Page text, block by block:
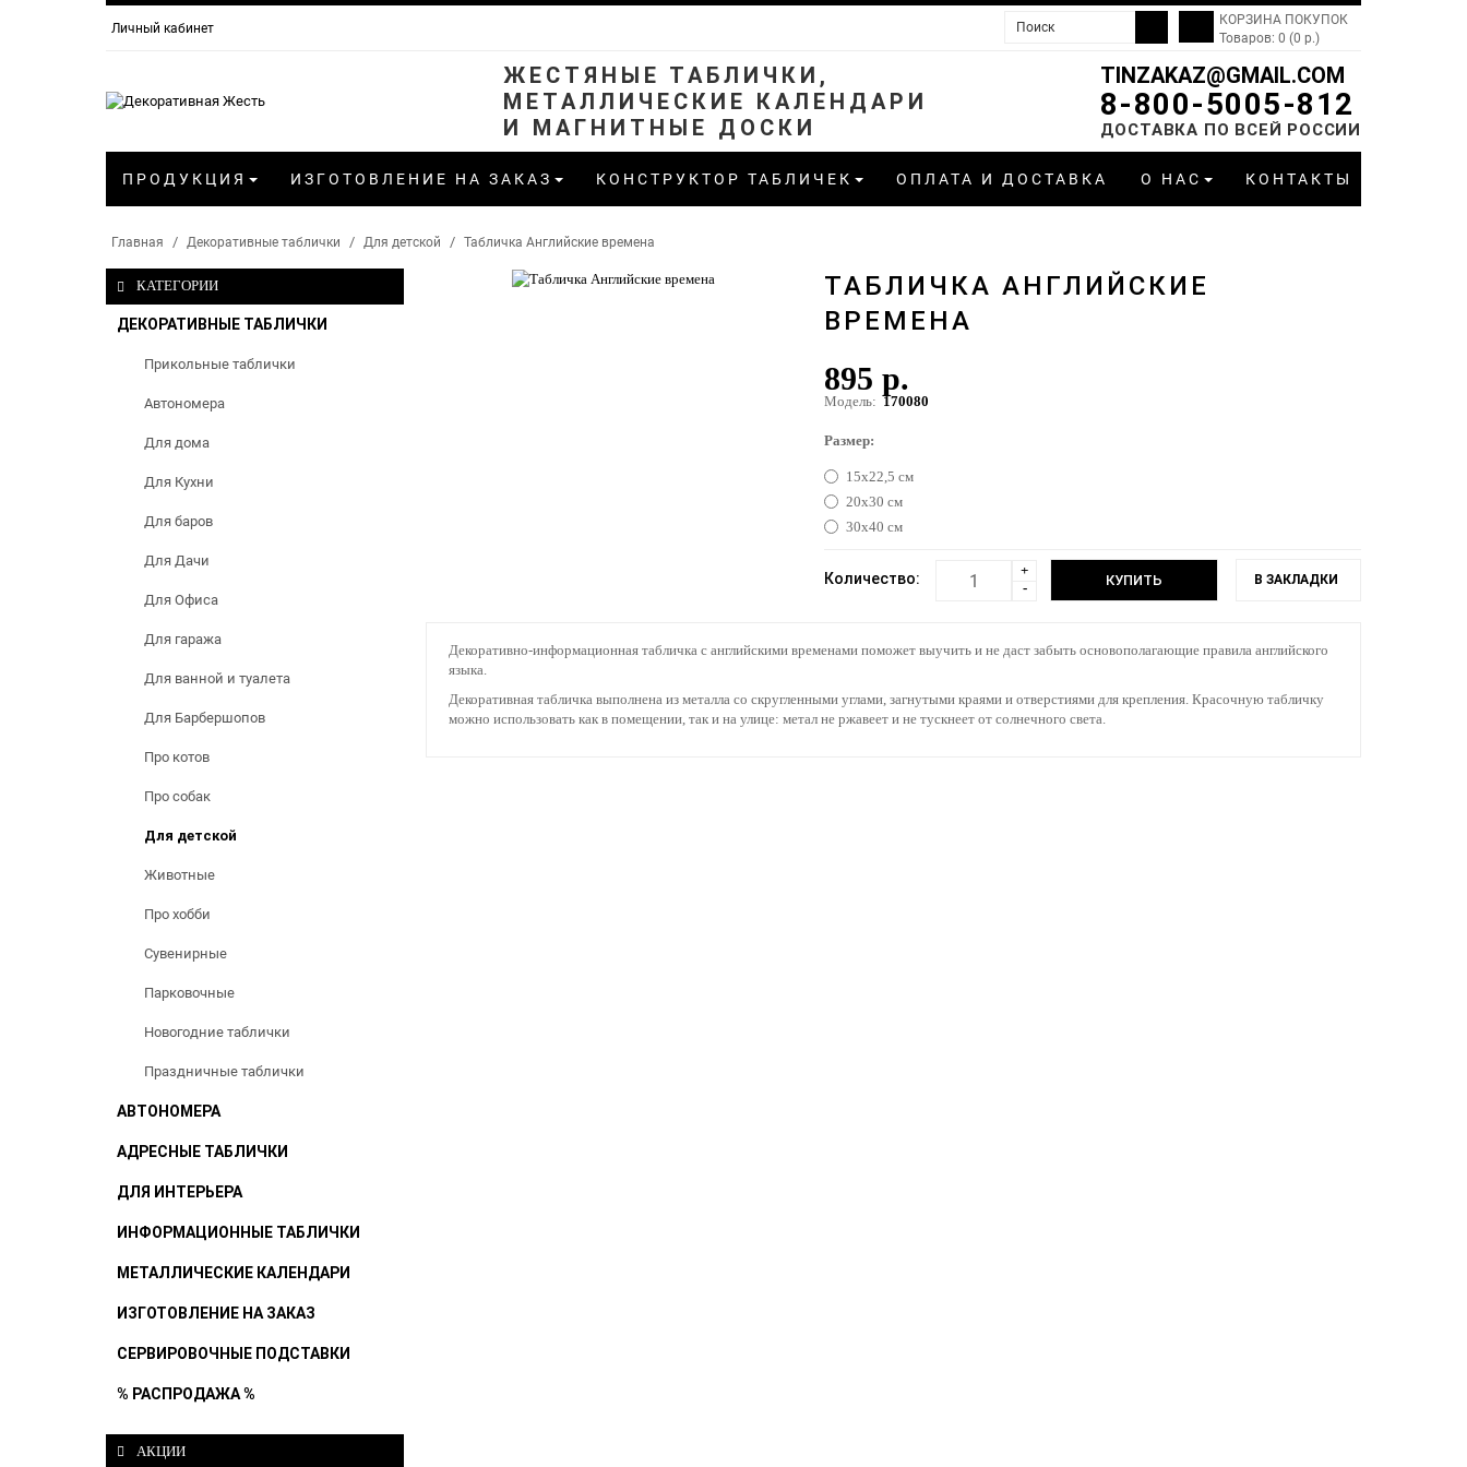
Личный кабинет
КОРЗИНА ПОКУПОК
Товаров: 0 (0 р.)
ЖЕСТЯНЫЕ ТАБЛИЧКИ,
МЕТАЛЛИЧЕСКИЕ КАЛЕНДАРИ
И МАГНИТНЫЕ ДОСКИ
TINZAKAZ@GMAIL.COM
8-800-5005-812
ДОСТАВКА ПО ВСЕЙ РОССИИ
ПРОДУКЦИЯ ИЗГОТОВЛЕНИЕ НА ЗАКАЗ КОНСТРУКТОР ТАБЛИЧЕК ОПЛАТА И ДОСТАВКА О НАС КОНТАКТЫ
Главная Декоративные таблички Для детской Табличка Английские времена
КАТЕГОРИИ
ДЕКОРАТИВНЫЕ ТАБЛИЧКИ
Прикольные таблички
Автономера
Для дома
Для Кухни
Для баров
Для Дачи
Для Офиса
Для гаража
Для ванной и туалета
Для Барбершопов
Про котов
Про собак
Для детской
Животные
Про хобби
Сувенирные
Парковочные
Новогодние таблички
Праздничные таблички
АВТОНОМЕРА
АДРЕСНЫЕ ТАБЛИЧКИ
ДЛЯ ИНТЕРЬЕРА
ИНФОРМАЦИОННЫЕ ТАБЛИЧКИ
МЕТАЛЛИЧЕСКИЕ КАЛЕНДАРИ
ИЗГОТОВЛЕНИЕ НА ЗАКАЗ
СЕРВИРОВОЧНЫЕ ПОДСТАВКИ
% РАСПРОДАЖА %
АКЦИИ
ТАБЛИЧКА АНГЛИЙСКИЕ
ВРЕМЕНА
895 р.
Модель:170080
Размер:
15х22,5 см
20х30 см
30х40 см
Количество:
+
-
В ЗАКЛАДКИ
Декоративно-информационная табличка с английскими временами поможет выучить и не даст забыть основополагающие правила английского
языка.
Декоративная табличка выполнена из металла со скругленными углами, загнутыми краями и отверстиями для крепления. Красочную табличку
можно использовать как в помещении, так и на улице: метал не ржавеет и не тускнеет от солнечного света.